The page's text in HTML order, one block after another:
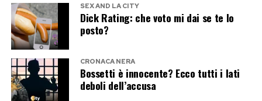
Post Views: 350
SEX AND LA CITY
Dick Rating: che voto mi dai se te lo
posto?
CRONACA NERA
Bossetti è innocente? Ecco tutti i lati
deboli dell’accusa